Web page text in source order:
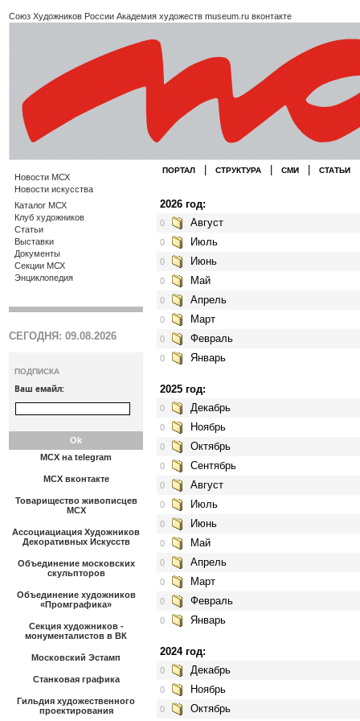
Союз Художников России Академия художеств museum.ru вконтакте
Новости МСХ
Новости искусства
Каталог МСХ
Клуб художников
Статьи
Выставки
Документы
Секции МСХ
Энциклопедия
СЕГОДНЯ: 09.08.2026
ПОДПИСКА
Ваш емайл:
МСХ на telegram
МСХ вконтакте
Товарищество живописцев
МСХ
Ассоциациация Художников
Декоративных Искусств
Объединение московских
скульпторов
Объединение художников
«Промграфика»
Секция художников -
монументалистов в ВК
Московский Эстамп
Станковая графика
Гильдия художественного
проектирования
ПОРТАЛ СТРУКТУРА СМИ СТАТЬИ
2026 год:
0 Август
0 Июль
0 Июнь
0 Май
0 Апрель
0 Март
0 Февраль
0 Январь
2025 год:
0 Декабрь
0 Ноябрь
0 Октябрь
0 Сентябрь
0 Август
0 Июль
0 Июнь
0 Май
0 Апрель
0 Март
0 Февраль
0 Январь
2024 год:
0 Декабрь
0 Ноябрь
0 Октябрь